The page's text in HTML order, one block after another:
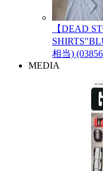
【DEAD
相当)
MEDIA